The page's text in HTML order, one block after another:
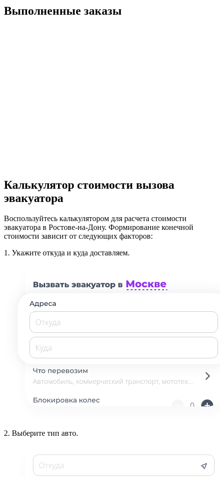
Выполненные заказы
Калькулятор стоимости вызова
эвакуатора
Воспользуйтесь калькулятором для расчета стоимости
эвакуатора в Ростове-на-Дону. Формирование конечной
стоимости зависит от следующих факторов:
1. Укажите откуда и куда доставляем.
2. Выберите тип авто.